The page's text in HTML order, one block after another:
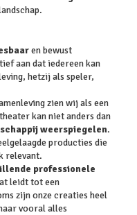
en bewust
aan dat iedereen kan
hetzij als speler,
zien wij als een
kan niet anders dan
weerspiegelen.
producties die
relevant.
professionele
leidt tot een
zijn onze creaties heel
vooral alles